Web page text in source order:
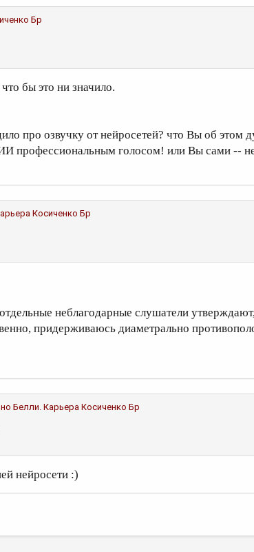
Бр
бы это ни значило.
про озвучку от нейросетей? что Вы об этом
ИИ профессиональным голосом! или Вы сами --
Косиченко Бр
неблагодарные слушатели
придерживаюсь диаметрально
Белли. Карьера Косиченко Бр
нейросети :)